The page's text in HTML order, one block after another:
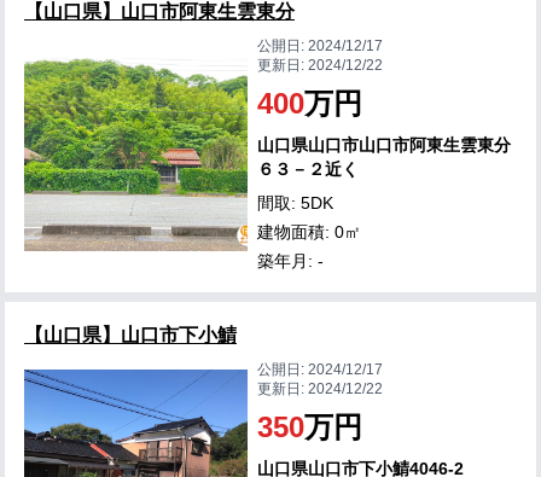
【山口県】山口市阿東生雲東分
公開日:2024/12/17
更新日:2024/12/22
400万円
山口県山口市山口市阿東生雲東分
６３－２近く
間取: 5DK
建物面積: 0㎡
築年月: -
【山口県】山口市下小鯖
公開日:2024/12/17
更新日:2024/12/22
350万円
山口県山口市下小鯖4046-2